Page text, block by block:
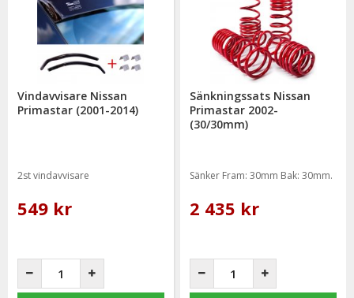
Vindavvisare Nissan
Primastar (2001-2014)
2st vindavvisare
549 kr
Sänkningssats Nissan
Primastar 2002-
(30/30mm)
Sänker Fram: 30mm Bak: 30mm.
2 435 kr